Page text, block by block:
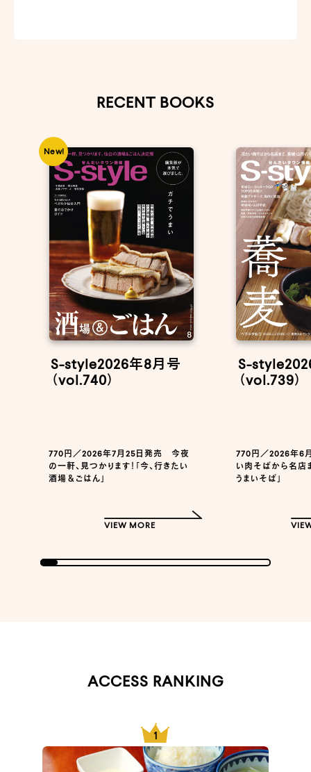
RECENT BOOKS
S-style2026年8月号
（vol.740）
770円／2026年7月25日発売 今夜
の一軒、見つかります！「今、行きたい
酒場＆ごはん」
VIEW MORE
S-
（vol.739）
770円／2026年6
い肉そばから名店
うまいそば」
ACCESS RANKING